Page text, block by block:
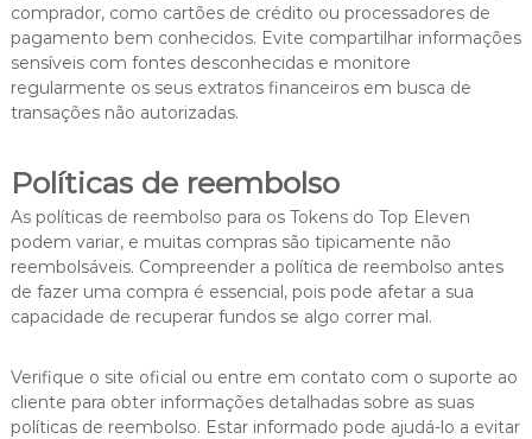
comprador, como cartões de crédito ou processadores de
pagamento bem conhecidos. Evite compartilhar informações
sensíveis com fontes desconhecidas e monitore
regularmente os seus extratos financeiros em busca de
transações não autorizadas.
Políticas de reembolso
As políticas de reembolso para os Tokens do Top Eleven
podem variar, e muitas compras são tipicamente não
reembolsáveis. Compreender a política de reembolso antes
de fazer uma compra é essencial, pois pode afetar a sua
capacidade de recuperar fundos se algo correr mal.
Verifique o site oficial ou entre em contato com o suporte ao
cliente para obter informações detalhadas sobre as suas
políticas de reembolso. Estar informado pode ajudá-lo a evitar